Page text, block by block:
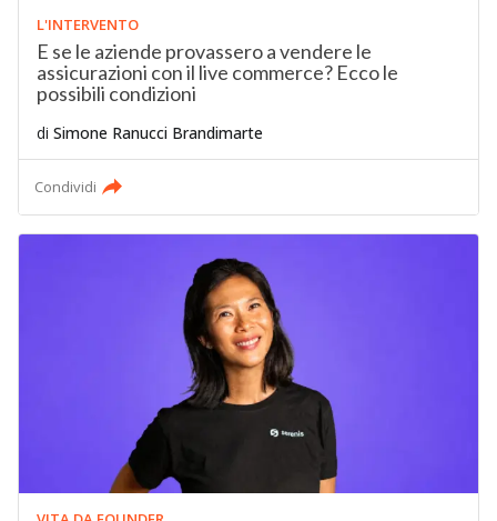
L'INTERVENTO
E se le aziende provassero a vendere le
assicurazioni con il live commerce? Ecco le
possibili condizioni
di Simone Ranucci Brandimarte
Condividi